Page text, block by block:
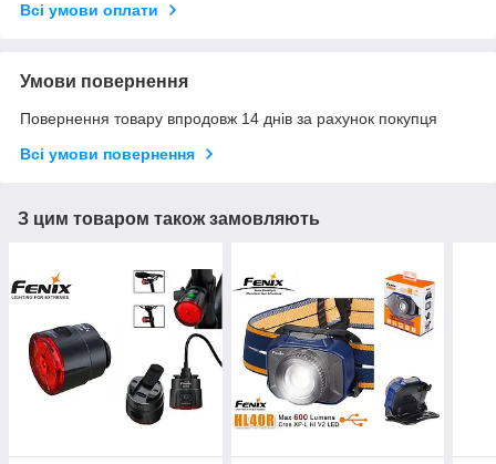
Всі умови оплати
Умови повернення
Повернення товару впродовж 14 днів за рахунок покупця
Всі умови повернення
З цим товаром також замовляють